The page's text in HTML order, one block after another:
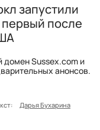
запустили
после
домен Sussex.com и
анонсов.
Дарья Бухарина